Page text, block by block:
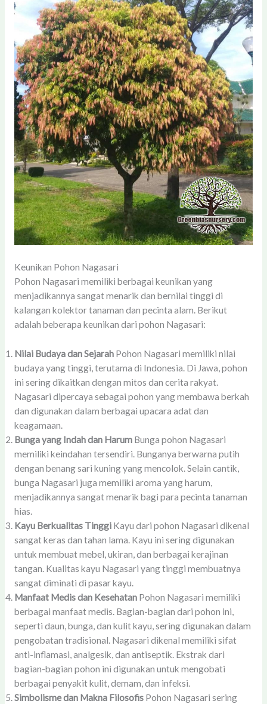
Keunikan Pohon Nagasari
Pohon Nagasari memiliki berbagai keunikan yang
menjadikannya sangat menarik dan bernilai tinggi di
kalangan kolektor tanaman dan pecinta alam. Berikut
adalah beberapa keunikan dari pohon Nagasari:
Nilai Budaya dan SejarahPohon Nagasari memiliki nilai
budaya yang tinggi, terutama di Indonesia. Di Jawa, pohon
ini sering dikaitkan dengan mitos dan cerita rakyat.
Nagasari dipercaya sebagai pohon yang membawa berkah
dan digunakan dalam berbagai upacara adat dan
keagamaan.
Bunga yang Indah dan HarumBunga pohon Nagasari
memiliki keindahan tersendiri. Bunganya berwarna putih
dengan benang sari kuning yang mencolok. Selain cantik,
bunga Nagasari juga memiliki aroma yang harum,
menjadikannya sangat menarik bagi para pecinta tanaman
hias.
Kayu Berkualitas TinggiKayu dari pohon Nagasari dikenal
sangat keras dan tahan lama. Kayu ini sering digunakan
untuk membuat mebel, ukiran, dan berbagai kerajinan
tangan. Kualitas kayu Nagasari yang tinggi membuatnya
sangat diminati di pasar kayu.
Manfaat Medis dan KesehatanPohon Nagasari memiliki
berbagai manfaat medis. Bagian-bagian dari pohon ini,
seperti daun, bunga, dan kulit kayu, sering digunakan dalam
pengobatan tradisional. Nagasari dikenal memiliki sifat
anti-inflamasi, analgesik, dan antiseptik. Ekstrak dari
bagian-bagian pohon ini digunakan untuk mengobati
berbagai penyakit kulit, demam, dan infeksi.
Simbolisme dan Makna FilosofisPohon Nagasari sering